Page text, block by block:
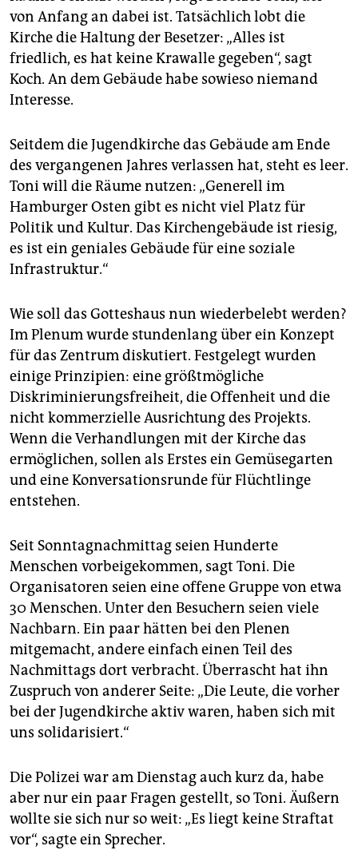
von Anfang an dabei ist. Tatsächlich lobt die
Kirche die Haltung der Besetzer: „Alles ist
friedlich, es hat keine Krawalle gegeben“, sagt
Koch. An dem Gebäude habe sowieso niemand
Interesse.
Seitdem die Jugendkirche das Gebäude am Ende
des vergangenen Jahres verlassen hat, steht es leer.
Toni will die Räume nutzen: „Generell im
Hamburger Osten gibt es nicht viel Platz für
Politik und Kultur. Das Kirchengebäude ist riesig,
es ist ein geniales Gebäude für eine soziale
Infrastruktur.“
Wie soll das Gotteshaus nun wiederbelebt werden?
Im Plenum wurde stundenlang über ein Konzept
für das Zentrum diskutiert. Festgelegt wurden
einige Prinzipien: eine größtmögliche
Diskriminierungsfreiheit, die Offenheit und die
nicht kommerzielle Ausrichtung des Projekts.
Wenn die Verhandlungen mit der Kirche das
ermöglichen, sollen als Erstes ein Gemüsegarten
und eine Konversationsrunde für Flüchtlinge
entstehen.
Seit Sonntagnachmittag seien Hunderte
Menschen vorbeigekommen, sagt Toni. Die
Organisatoren seien eine offene Gruppe von etwa
30 Menschen. Unter den Besuchern seien viele
Nachbarn. Ein paar hätten bei den Plenen
mitgemacht, andere einfach einen Teil des
Nachmittags dort verbracht. Überrascht hat ihn
Zuspruch von anderer Seite: „Die Leute, die vorher
bei der Jugendkirche aktiv waren, haben sich mit
uns solidarisiert.“
Die Polizei war am Dienstag auch kurz da, habe
aber nur ein paar Fragen gestellt, so Toni. Äußern
wollte sie sich nur so weit: „Es liegt keine Straftat
vor“, sagte ein Sprecher.